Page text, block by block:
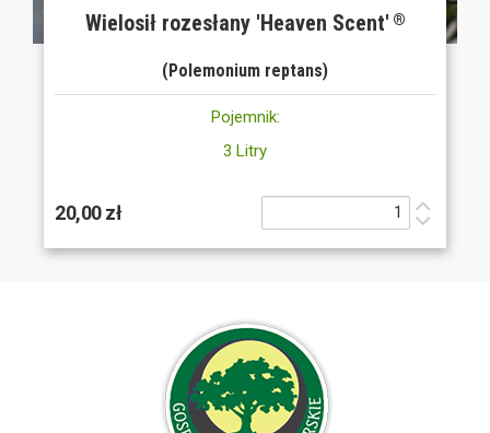
Wielosił rozesłany 'Heaven Scent' ®
(Polemonium reptans)
Pojemnik:
3 Litry
20,00 zł